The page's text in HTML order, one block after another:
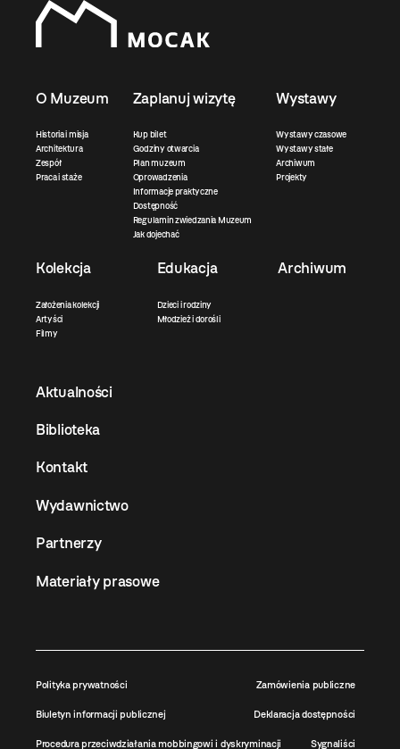
O Muzeum
Historia i misja
Architektura
Zespół
Praca i staże
Zaplanuj wizytę
Kup bilet
Godziny otwarcia
Plan muzeum
Oprowadzenia
Informacje praktyczne
Dostępność
Regulamin zwiedzania Muzeum
Jak dojechać
Wystawy
Wystawy czasowe
Wystawy stałe
Archiwum
Projekty
Kolekcja
Założenia kolekcji
Artyści
Filmy
Edukacja
Dzieci i rodziny
Młodzież i dorośli
Archiwum
Aktualności
Biblioteka
Kontakt
Wydawnictwo
Partnerzy
Materiały prasowe
Polityka prywatności Zamówienia publiczne
Biuletyn informacji publicznej Deklaracja dostępności
Procedura przeciwdziałania mobbingowi i dyskryminacji Sygnaliści